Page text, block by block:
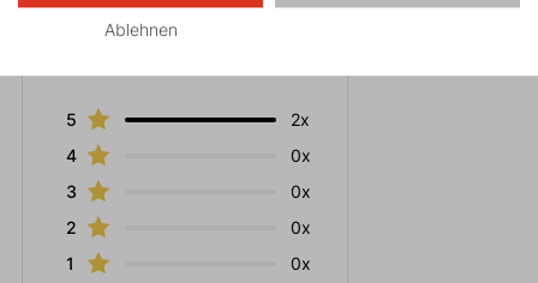
5
2x
4
0x
3
0x
2
0x
1
0x
Ablehnen